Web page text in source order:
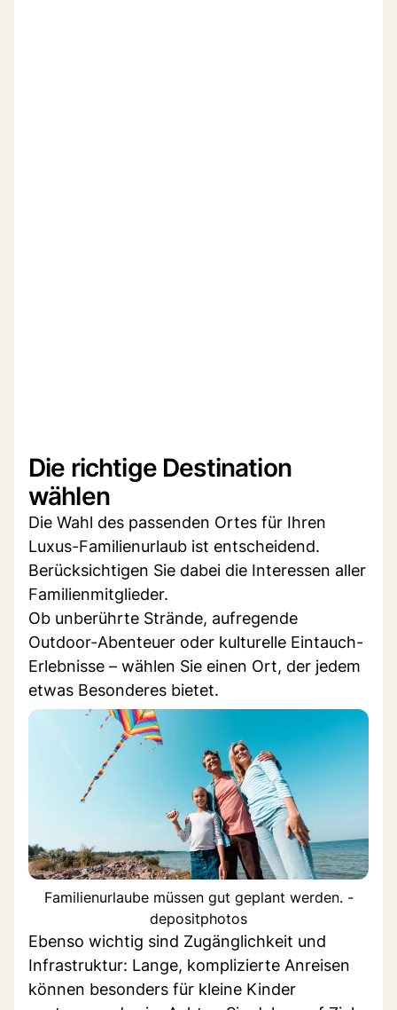
Die richtige Destination
wählen
Die Wahl des passenden Ortes für Ihren
Luxus-Familienurlaub ist entscheidend.
Berücksichtigen Sie dabei die Interessen aller
Familienmitglieder.
Ob unberührte Strände, aufregende
Outdoor-Abenteuer oder kulturelle Eintauch-
Erlebnisse – wählen Sie einen Ort, der jedem
etwas Besonderes bietet.
Familienurlaube müssen gut geplant werden. -
depositphotos
Ebenso wichtig sind Zugänglichkeit und
Infrastruktur: Lange, komplizierte Anreisen
können besonders für kleine Kinder